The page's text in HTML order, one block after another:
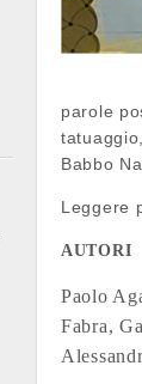
parole
Babbo
Leggere
AUTORI
Paolo
Fabra,